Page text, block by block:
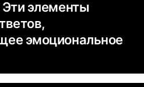
элементы
эмоциональное